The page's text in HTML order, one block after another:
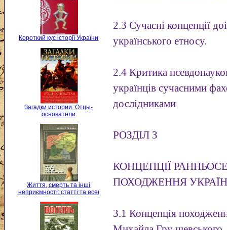
Короткий кус історії України
Загадки истории. Отцы-
основатели
Життя, смерть та інші
неприємності: статті та есеї
2.3 Сучасні концепції
українського етносу.
2.4 Критика
українців сучасними
дослідниками
РОЗДІЛ З
КОНЦЕПЦІЇ
ПОХОДЖЕННЯ
3.1 Концепція